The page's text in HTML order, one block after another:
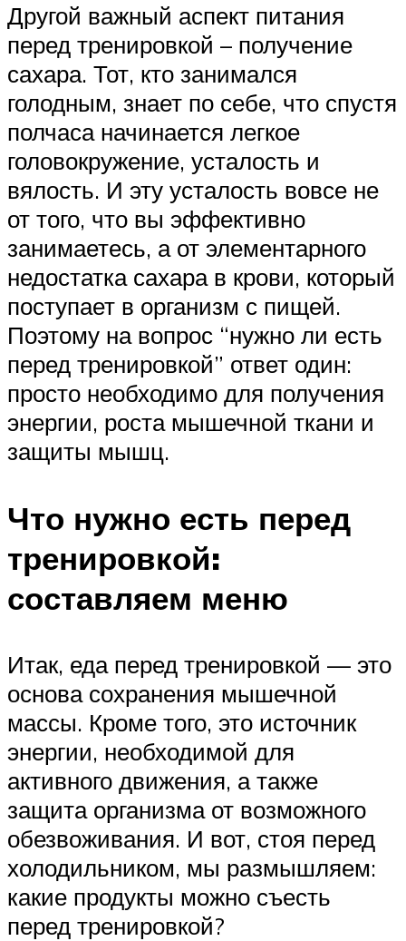
Другой важный аспект питания
перед тренировкой – получение
сахара. Тот, кто занимался
голодным, знает по себе, что спустя
полчаса начинается легкое
головокружение, усталость и
вялость. И эту усталость вовсе не
от того, что вы эффективно
занимаетесь, а от элементарного
недостатка сахара в крови, который
поступает в организм с пищей.
Поэтому на вопрос “нужно ли есть
перед тренировкой” ответ один:
просто необходимо для получения
энергии, роста мышечной ткани и
защиты мышц.
Что нужно есть перед
тренировкой:
составляем меню
Итак, еда перед тренировкой — это
основа сохранения мышечной
массы. Кроме того, это источник
энергии, необходимой для
активного движения, а также
защита организма от возможного
обезвоживания. И вот, стоя перед
холодильником, мы размышляем:
какие продукты можно съесть
перед тренировкой?